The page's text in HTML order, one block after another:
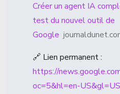
Créer un agent IA
test du nouvel outil de
Google
🔗 Lien permanent :
https://
oc=5&hl=en-